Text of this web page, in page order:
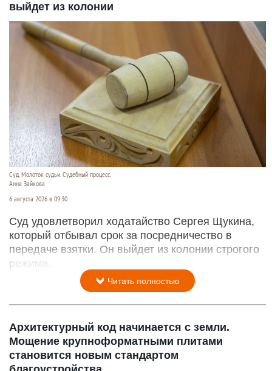
выйдет из колонии
Суд. Молоток судьи. Судебный процесс.
Анна Зайкова
6 августа 2026 в 09:30
Суд удовлетворил ходатайство Сергея Щукина,
который отбывал срок за посредничество в
передаче взятки. Он выйдет из колонии строгого
режима.
Читать полностью
Архитектурный код начинается с земли.
Мощение крупноформатными плитами
становится новым стандартом